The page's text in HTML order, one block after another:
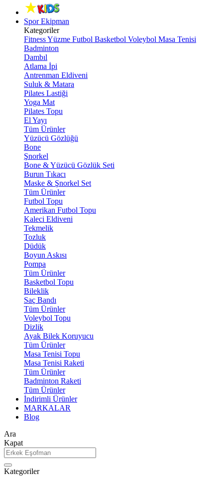
Spor Ekipman
Kategoriler
FitnessYüzme Futbol Basketbol Voleybol Masa Tenisi
Badminton
Dambıl
Atlama İpi
Antrenman Eldiveni
Suluk & Matara
Pilates Lastiği
Yoga Mat
Pilates Topu
El Yayı
Tüm Ürünler
Yüzücü Gözlüğü
Bone
Şnorkel
Bone & Yüzücü Gözlük Seti
Burun Tıkacı
Maske & Şnorkel Set
Tüm Ürünler
Futbol Topu
Amerikan Futbol Topu
Kaleci Eldiveni
Tekmelik
Tozluk
Düdük
Boyun Askısı
Pompa
Tüm Ürünler
Basketbol Topu
Bileklik
Saç Bandı
Tüm Ürünler
Voleybol Topu
Dizlik
Ayak Bilek Koruyucu
Tüm Ürünler
Masa Tenisi Topu
Masa Tenisi Raketi
Tüm Ürünler
Badminton Raketi
Tüm Ürünler
İndirimli Ürünler
MARKALAR
Blog
Ara
Kapat
Kategoriler